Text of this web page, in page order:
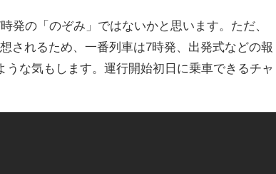
発の「のぞみ」ではないかと思います。ただ、
されるため、一番列車は7時発、出発式などの報
な気もします。運行開始初日に乗車できるチャ